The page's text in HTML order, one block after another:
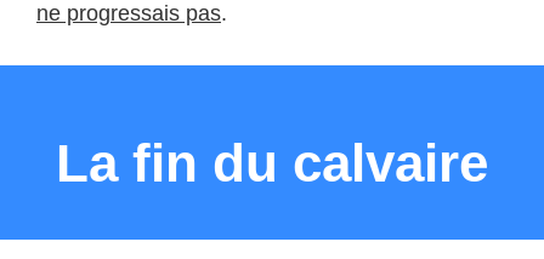
ne progressais pas.
La fin du calvaire